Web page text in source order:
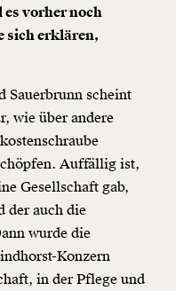
gemeinsam
es vorher noch
sich erklären,
Sauerbrunn scheint
wie über andere
Auffällig ist,
Gesellschaft gab,
der auch die
wurde die
Konzern
in der Pflege und